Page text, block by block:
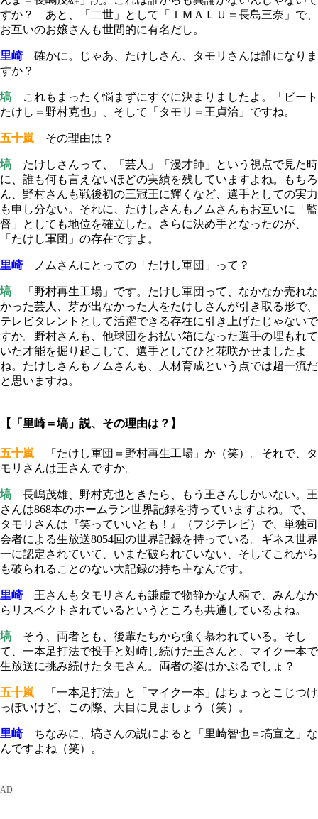
すか？ あと、「二世」として「ＩＭＡＬＵ＝長島三奈」で、
お互いのお嬢さんも世間的に有名だし。
里崎確かに。じゃあ、たけしさん、タモリさんは誰になりま
すか？
塙 これもまったく悩まずにすぐに決まりましたよ。「ビート
たけし＝野村克也」、そして「タモリ＝王貞治」ですね。
五十嵐 その理由は？
塙 たけしさんって、「芸人」「漫才師」という視点で見た時
に、誰も何も言えないほどの実績を残していますよね。もちろ
ん、野村さんも戦後初の三冠王に輝くなど、選手としての実力
も申し分ない。それに、たけしさんもノムさんもお互いに「監
督」としても地位を確立した。さらに決め手となったのが、
「たけし軍団」の存在ですよ。
里崎ノムさんにとっての「たけし軍団」って？
塙 「野村再生工場」です。たけし軍団って、なかなか売れな
かった芸人、芽が出なかった人をたけしさんが引き取る形で、
テレビタレントとして活躍できる存在に引き上げたじゃないで
すか。野村さんも、他球団をお払い箱になった選手の埋もれて
いた才能を掘り起こして、選手としてひと花咲かせましたよ
ね。たけしさんもノムさんも、人材育成という点では超一流だ
と思いますね。
【「里崎＝塙」説、その理由は？】
五十嵐 「たけし軍団＝野村再生工場」か（笑）。それで、タ
モリさんは王さんですか。
塙 長嶋茂雄、野村克也ときたら、もう王さんしかいない。王
さんは868本のホームラン世界記録を持っていますよね。で、
タモリさんは『笑っていいとも！』（フジテレビ）で、単独司
会者による生放送8054回の世界記録を持っている。ギネス世界
一に認定されていて、いまだ破られていない、そしてこれから
も破られることのない大記録の持ち主なんです。
里崎王さんもタモリさんも謙虚で物静かな人柄で、みんなか
らリスペクトされているというところも共通しているよね。
塙 そう、両者とも、後輩たちから強く慕われている。そし
て、一本足打法で投手と対峙し続けた王さんと、マイク一本で
生放送に挑み続けたタモさん。両者の姿はかぶるでしょ？
五十嵐 「一本足打法」と「マイク一本」はちょっとこじつけ
っぽいけど、この際、大目に見ましょう（笑）。
里崎ちなみに、塙さんの説によると「里崎智也＝塙宣之」な
んですよね（笑）。